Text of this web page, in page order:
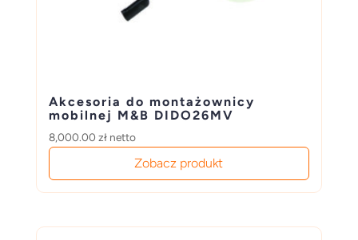
Akcesoria do montażownicy
mobilnej M&B DIDO26MV
8,000.00 zł netto
Zobacz produkt